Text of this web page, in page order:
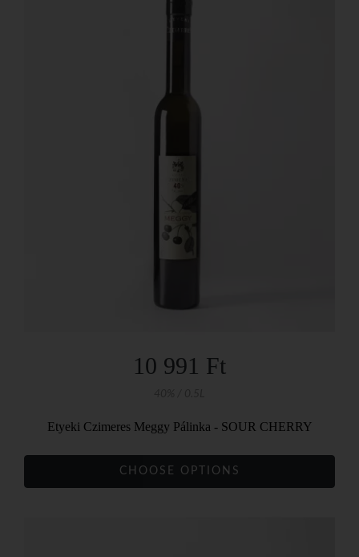
10 991 Ft
Etyeki Czimeres Meggy Pálinka - SOUR CHERRY
CHOOSE OPTIONS